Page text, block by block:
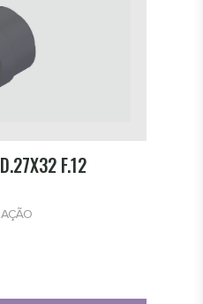
F.12